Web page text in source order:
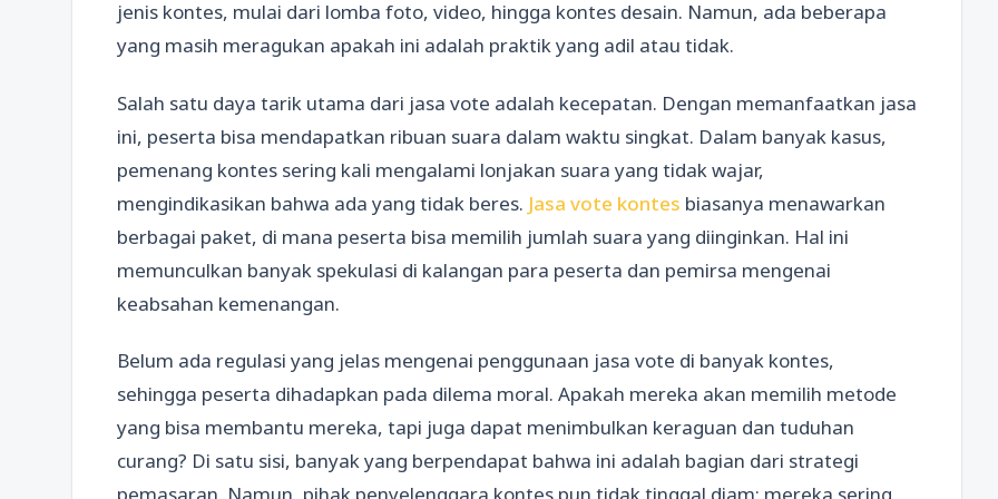
jenis kontes, mulai dari lomba foto, video, hingga kontes desain. Namun, ada beberapa
yang masih meragukan apakah ini adalah praktik yang adil atau tidak.
Salah satu daya tarik utama dari jasa vote adalah kecepatan. Dengan memanfaatkan jasa
ini, peserta bisa mendapatkan ribuan suara dalam waktu singkat. Dalam banyak kasus,
pemenang kontes sering kali mengalami lonjakan suara yang tidak wajar,
mengindikasikan bahwa ada yang tidak beres. Jasa vote kontes biasanya menawarkan
berbagai paket, di mana peserta bisa memilih jumlah suara yang diinginkan. Hal ini
memunculkan banyak spekulasi di kalangan para peserta dan pemirsa mengenai
keabsahan kemenangan.
Belum ada regulasi yang jelas mengenai penggunaan jasa vote di banyak kontes,
sehingga peserta dihadapkan pada dilema moral. Apakah mereka akan memilih metode
yang bisa membantu mereka, tapi juga dapat menimbulkan keraguan dan tuduhan
curang? Di satu sisi, banyak yang berpendapat bahwa ini adalah bagian dari strategi
pemasaran. Namun, pihak penyelenggara kontes pun tidak tinggal diam; mereka sering